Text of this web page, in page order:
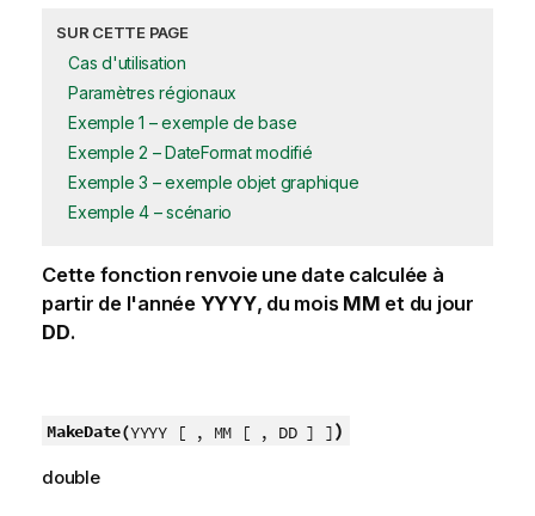
SUR CETTE PAGE
Cas d'utilisation
Paramètres régionaux
Exemple 1 – exemple de base
Exemple 2 – DateFormat modifié
Exemple 3 – exemple objet graphique
Exemple 4 – scénario
Cette fonction renvoie une date calculée à
partir de l'année YYYY, du mois MM et du jour
DD.
MakeDate(YYYY [ , MM [ , DD ] ])
double